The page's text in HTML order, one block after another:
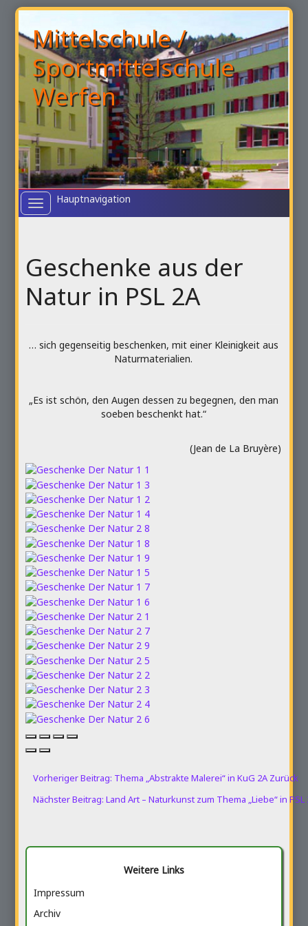
Mittelschule /
Sportmittelschule
Werfen
Toggle
navigation
Geschenke aus der
Natur in PSL 2A
… sich gegenseitig beschenken, mit einer Kleinigkeit aus
Naturmaterialien.
„Es ist schön, den Augen dessen zu begegnen, den man
soeben beschenkt hat.“
(Jean de La Bruyère)
Vorheriger Beitrag: Thema „Abstrakte Malerei“ in KuG 2A Zurück
Nächster Beitrag: Land Art – Naturkunst zum Thema „Liebe“ in PSL
Weitere Links
Impressum
Archiv